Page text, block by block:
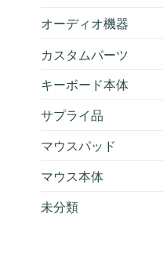
オーディオ機器
カスタムパーツ
キーボード本体
サプライ品
マウスパッド
マウス本体
未分類